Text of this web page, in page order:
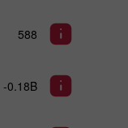
588
-0.18B